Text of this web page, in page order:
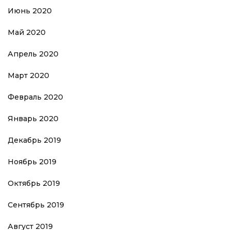
Июнь 2020
Май 2020
Апрель 2020
Март 2020
Февраль 2020
Январь 2020
Декабрь 2019
Ноябрь 2019
Октябрь 2019
Сентябрь 2019
Август 2019